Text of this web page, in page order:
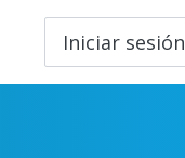
Iniciar sesión